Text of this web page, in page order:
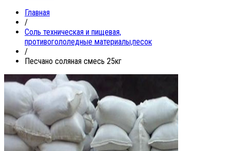
Главная
/
Соль техническая и пищевая,
противогололедные материалы,песок
/
Песчано соляная смесь 25кг